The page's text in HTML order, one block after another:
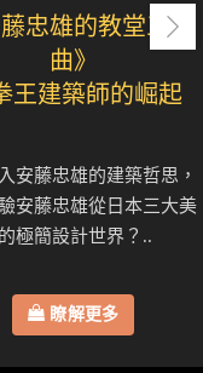
藤忠雄的教堂三部
曲》
王建築師的崛起
安藤忠雄的建築哲思，
安藤忠雄從日本三大美
極簡設計世界？..
瞭解更多